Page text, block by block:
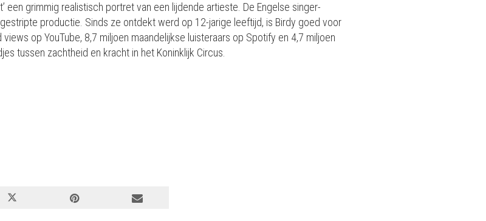
een grimmig realistisch portret van een lijdende artieste. De Engelse singer-
productie. Sinds ze ontdekt werd op 12-jarige leeftijd, is Birdy goed voor
op YouTube, 8,7 miljoen maandelijkse luisteraars op Spotify en 4,7 miljoen
tussen zachtheid en kracht in het Koninklijk Circus.